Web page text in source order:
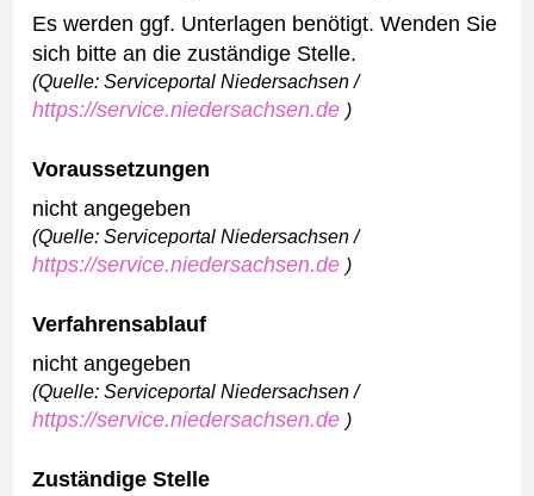
Es werden ggf. Unterlagen benötigt. Wenden Sie
sich bitte an die zuständige Stelle.
(Quelle: Serviceportal Niedersachsen /
https://service.niedersachsen.de )
Voraussetzungen
nicht angegeben
(Quelle: Serviceportal Niedersachsen /
https://service.niedersachsen.de )
Verfahrensablauf
nicht angegeben
(Quelle: Serviceportal Niedersachsen /
https://service.niedersachsen.de )
Zuständige Stelle